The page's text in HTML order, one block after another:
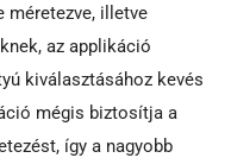
méretezve, illetve
az applikáció
kiválasztásához kevés
mégis biztosítja a
így a nagyobb